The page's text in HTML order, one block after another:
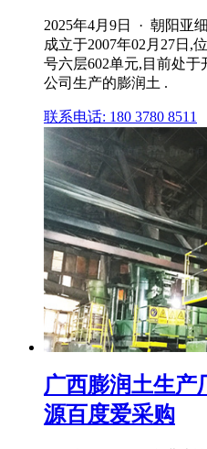
2025年4月9日 · 朝阳亚
成立于2007年02月27日,
号六层602单元,目前处
公司生产的膨润土 .
联系电话: 180 3780 8511
广西膨润土生产
源百度爱采购